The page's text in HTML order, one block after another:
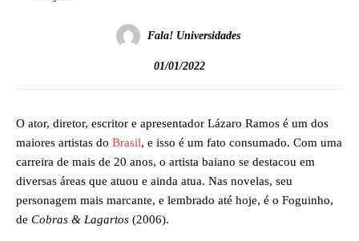
Fala! Universidades
01/01/2022
O ator, diretor, escritor e apresentador Lázaro Ramos é um dos
maiores artistas do Brasil, e isso é um fato consumado. Com uma
carreira de mais de 20 anos, o artista baiano se destacou em
diversas áreas que atuou e ainda atua. Nas novelas, seu
personagem mais marcante, e lembrado até hoje, é o Foguinho,
de Cobras & Lagartos (2006).